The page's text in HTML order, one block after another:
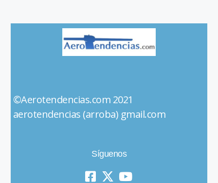
©Aerotendencias.com 2021
aerotendencias (arroba) gmail.com
Síguenos